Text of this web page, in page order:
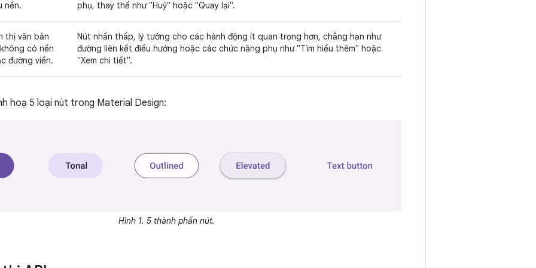
nền. phụ, thay thế như "Huỷ" hoặc "Quay lại".
thị văn bản
có nền
đường viền.
Nút nhấn thấp, lý tưởng cho các hành động ít quan trọng hơn, chẳng hạn như
đường liên kết điều hướng hoặc các chức năng phụ như "Tìm hiểu thêm" hoặc
"Xem chi tiết".
hoạ 5 loại nút trong Material Design:
Hình 1. 5 thành phần nút.